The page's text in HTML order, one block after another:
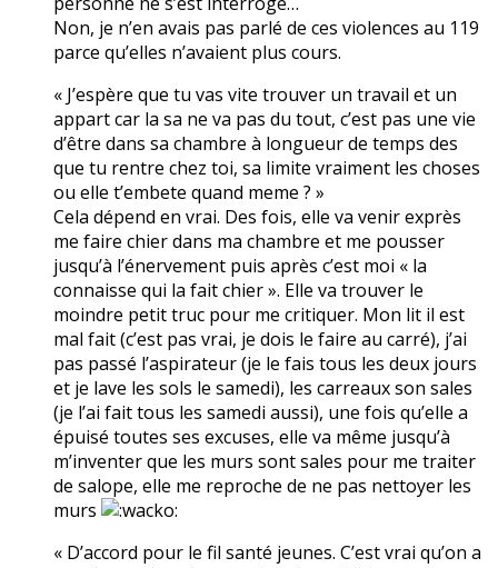
Non, je n’en avais pas parlé de ces violences au 119
parce qu’elles n’avaient plus cours.
« J’espère que tu vas vite trouver un travail et un
appart car la sa ne va pas du tout, c’est pas une vie
d’être dans sa chambre à longueur de temps des
que tu rentre chez toi, sa limite vraiment les choses
ou elle t’embete quand meme ? »
Cela dépend en vrai. Des fois, elle va venir exprès
me faire chier dans ma chambre et me pousser
jusqu’à l’énervement puis après c’est moi « la
connaisse qui la fait chier ». Elle va trouver le
moindre petit truc pour me critiquer. Mon lit il est
mal fait (c’est pas vrai, je dois le faire au carré), j’ai
pas passé l’aspirateur (je le fais tous les deux jours
et je lave les sols le samedi), les carreaux son sales
(je l’ai fait tous les samedi aussi), une fois qu’elle a
épuisé toutes ses excuses, elle va même jusqu’à
m’inventer que les murs sont sales pour me traiter
de salope, elle me reproche de ne pas nettoyer les
murs
« D’accord pour le fil santé jeunes. C’est vrai qu’on a